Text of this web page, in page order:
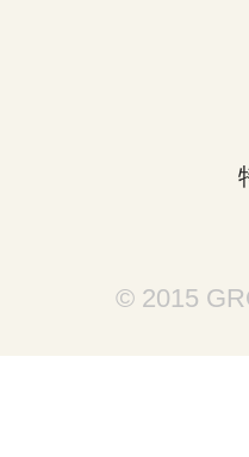
© 2015